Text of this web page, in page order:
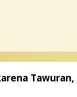
Tawuran,